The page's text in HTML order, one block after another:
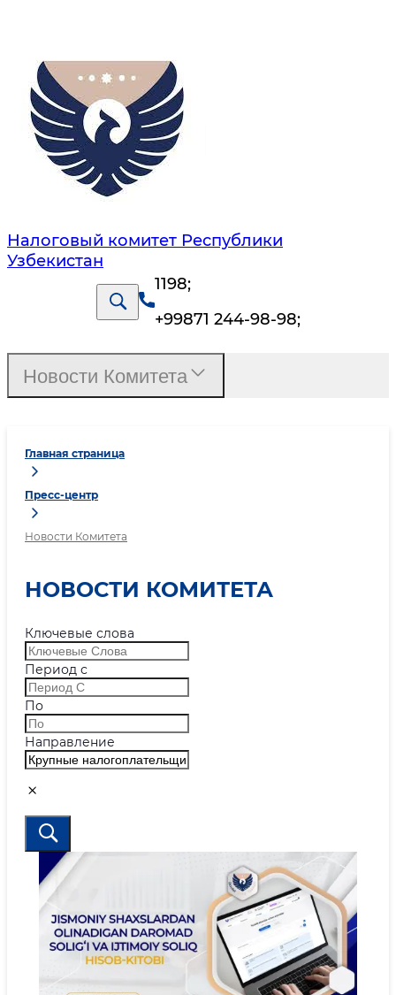
Налоговый комитет Республики
Узбекистан
1198;
+99871 244-98-98;
Главная страница
Пресс-центр
Новости Комитета
НОВОСТИ КОМИТЕТА
Ключевые слова
Период с
По
Направление
Новости Комитета